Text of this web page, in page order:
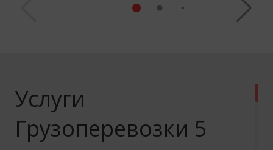
Услуги
Грузоперевозки 5